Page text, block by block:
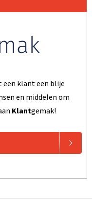
een klant een blije
en middelen om
Klantgemak!